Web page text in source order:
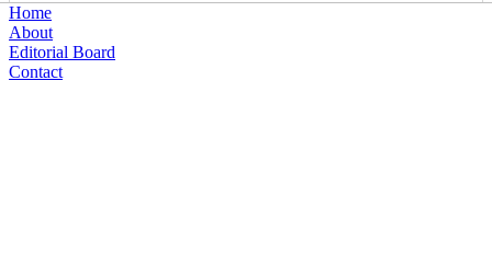
Home
About
Editorial Board
Contact